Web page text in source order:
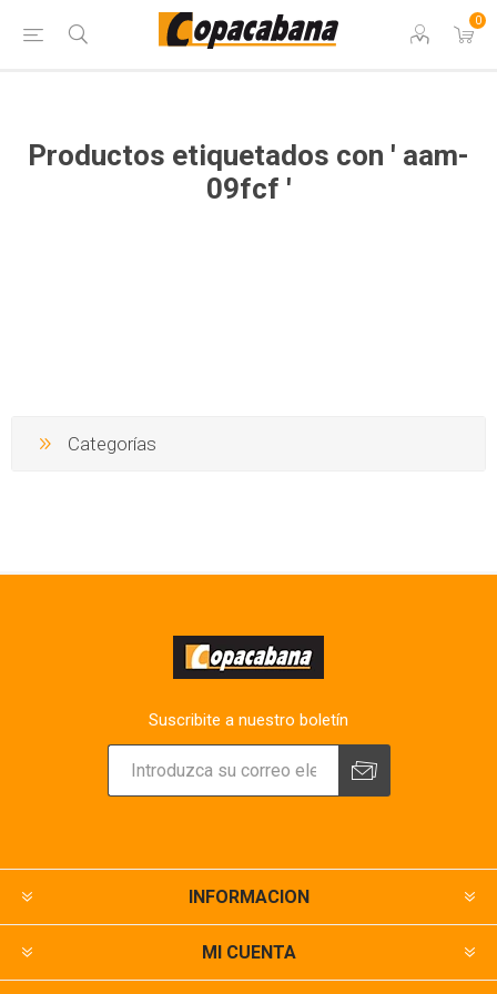
0
Productos etiquetados con ' aam-
09fcf '
Categorías
Suscribite a nuestro boletín
INFORMACION
MI CUENTA